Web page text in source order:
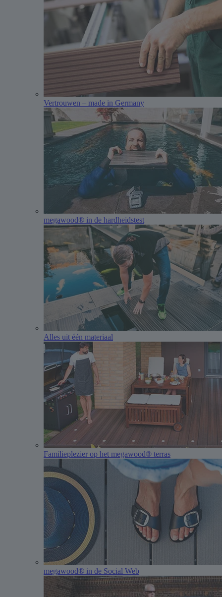
Vertrouwen – made in Germany
megawood® in de hardheidstest
Alles uit één materiaal
Familieplezier op het megawood® terras
megawood® in de Social Web